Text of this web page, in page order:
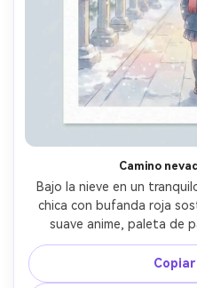
Camino
Bajo la nieve en un
chica con bufanda roja
suave anime, paleta de
elegante, eslogan
márgenes limpios para
diseño de póster ideal para